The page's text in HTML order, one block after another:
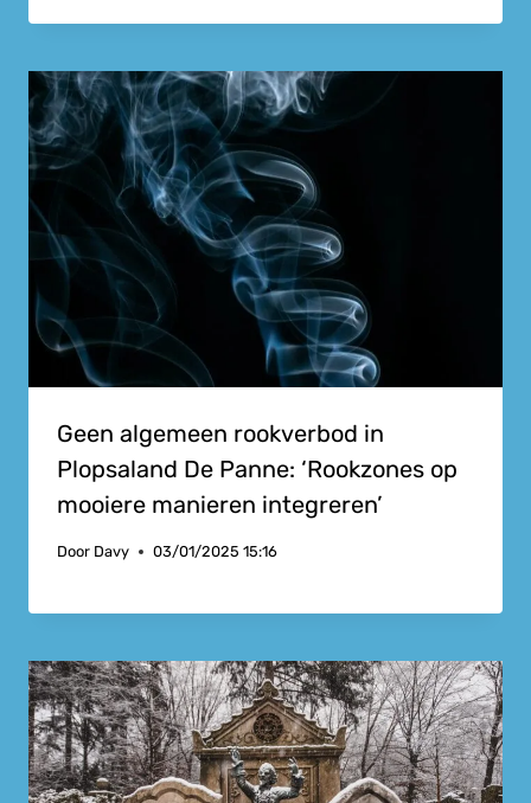
Geen algemeen rookverbod in
Plopsaland De Panne: ‘Rookzones op
mooiere manieren integreren’
Door Davy 03/01/2025 15:16